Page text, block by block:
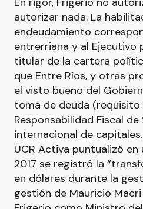
autorizar nada. La
endeudamiento
entrerriana y al Ejecutivo
titular de la cartera
que Entre Ríos, y otras
el visto bueno del
toma de deuda
Responsabilidad Fiscal
internacional de capitales.
UCR Activa puntualizó
2017 se registró la
en dólares durante la
gestión de Mauricio